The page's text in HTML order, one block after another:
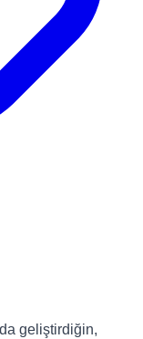
geliştirdiğin,